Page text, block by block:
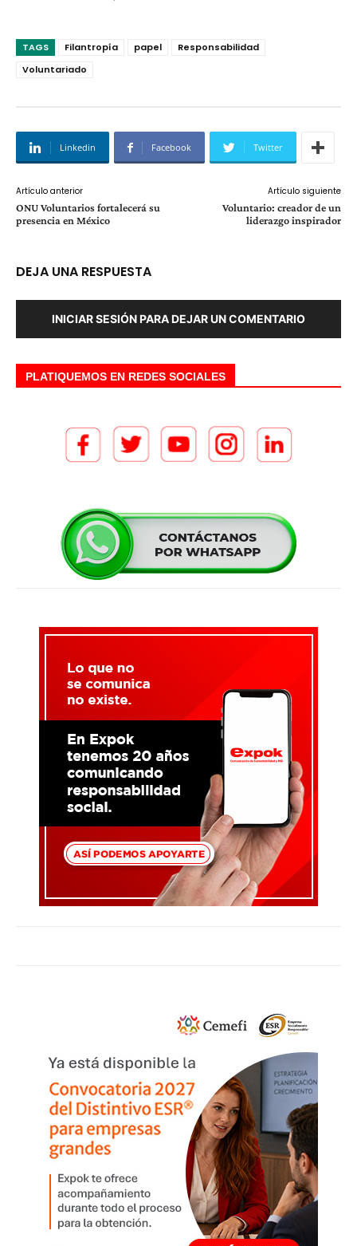
TAGS Filantropía papel
Responsabilidad
Voluntariado
Linkedin Facebook Twitter
Artículo anterior
ONU Voluntarios fortalecerá su
presencia en México
Artículo siguiente
Voluntario: creador de un
liderazgo inspirador
DEJA UNA RESPUESTA
INICIAR SESIÓN PARA DEJAR UN COMENTARIO
PLATIQUEMOS EN REDES SOCIALES